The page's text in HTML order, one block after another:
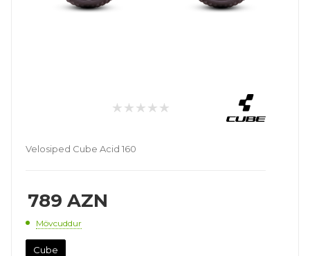
Velosiped Cube Acid 160
789 AZN
Mövcuddur
Cube